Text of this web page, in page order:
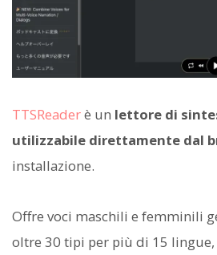
TTSReaderè un lettore di
utilizzabile direttamente dal
installazione.
Offre voci maschili e femminili
oltre 30 tipi per più di 15 lingue,